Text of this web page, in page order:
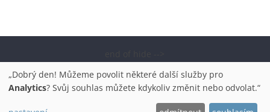
pračky, televize, notebooky, mobilní telefony, kávovary,
bazény. Všechna práva vyhrazena.
„Dobrý den! Můžeme povolit některé další služby pro
Analytics? Svůj souhlas můžete kdykoliv změnit nebo odvolat.“